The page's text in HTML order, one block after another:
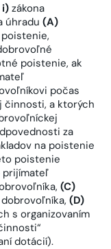
i)zákona
úhradu (A)
poistenie, ak
počas
činnosti, a ktorých
za
na poistenie
poistenie
prijímateľ
(C)
(D)
s organizovaním
dotácií).